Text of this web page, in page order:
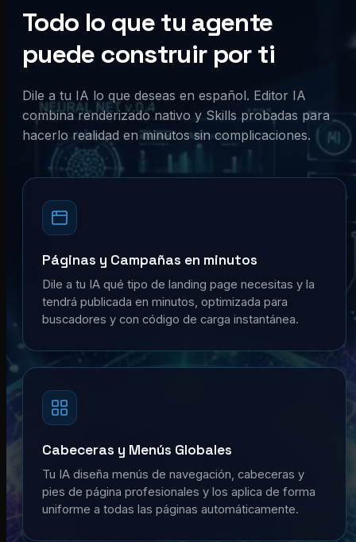
Todo lo que tu agente
puede construir por ti
Dile a tu IA lo que deseas en español. Editor IA
combina renderizado nativo y Skills probadas para
hacerlo realidad en minutos sin complicaciones.
Páginas y Campañas en minutos
Dile a tu IA qué tipo de landing page necesitas y la
tendrá publicada en minutos, optimizada para
buscadores y con código de carga instantánea.
Cabeceras y Menús Globales
Tu IA diseña menús de navegación, cabeceras y
pies de página profesionales y los aplica de forma
uniforme a todas las páginas automáticamente.